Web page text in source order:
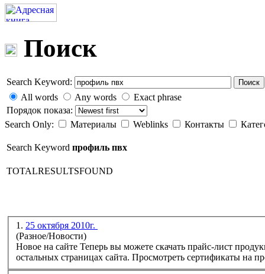
Поиск
Search Keyword: Поиск
All words Any words
Exact phrase
Порядок показа:
Search Only:
Материалы Weblinks Контакты
Search Keyword профиль пвх
TOTALRESULTSFOUND
1. 25 октября 2010г.
(Разное/Новости)
Новое на сайте Теперь вы можете скачать прайс-лист продукции нашей компании, как на главной,так и на
остальных страницах сайта. Просмотреть сертификаты на